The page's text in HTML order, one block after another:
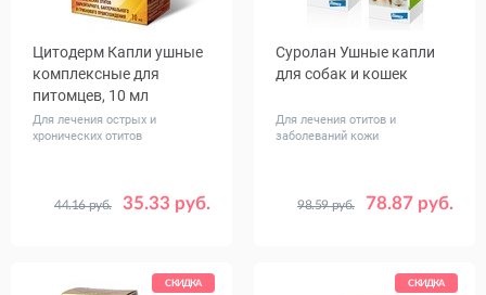
Цитодерм Капли ушные
комплексные для
питомцев, 10 мл
Для лечения острых и
хронических отитов
35.33 руб.
44.16 руб.
Суролан Ушные капли
для собак и кошек
Для лечения отитов и
заболеваний кожи
78.87 руб.
98.59 руб.
Объем,
15 30
СКИДКА СКИДКА